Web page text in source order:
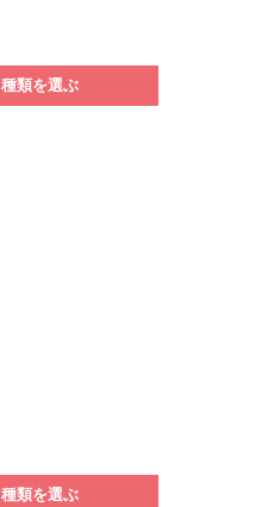
種類を選ぶ
種類を選ぶ